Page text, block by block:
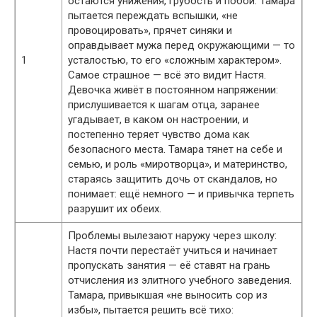
1
пытается переждать вспышки, «не
провоцировать», прячет синяки и
оправдывает мужа перед окружающими — то
усталостью, то его «сложным характером».
Самое страшное — всё это видит Настя.
Девочка живёт в постоянном напряжении:
прислушивается к шагам отца, заранее
угадывает, в каком он настроении, и
постепенно теряет чувство дома как
безопасного места. Тамара тянет на себе и
семью, и роль «миротворца», и материнство,
стараясь защитить дочь от скандалов, но
понимает: ещё немного — и привычка терпеть
разрушит их обеих.
Проблемы вылезают наружу через школу:
Настя почти перестаёт учиться и начинает
пропускать занятия — её ставят на грань
отчисления из элитного учебного заведения.
Тамара, привыкшая «не выносить сор из
избы», пытается решить всё тихо: